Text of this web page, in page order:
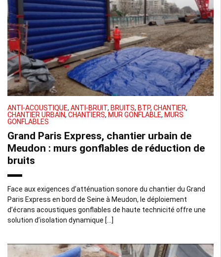
ANTI-ACOUSTIQUE, ANTI-BRUIT, BRUITS, BTP, CHANTIER,
CHANTIER URBAIN, CHANTIERS, MUR GONFLABLE, MURS
GONFLABLES
Grand Paris Express, chantier urbain de
Meudon : murs gonflables de réduction de
bruits
Face aux exigences d’atténuation sonore du chantier du Grand
Paris Express en bord de Seine à Meudon, le déploiement
d’écrans acoustiques gonflables de haute technicité offre une
solution d’isolation dynamique […]